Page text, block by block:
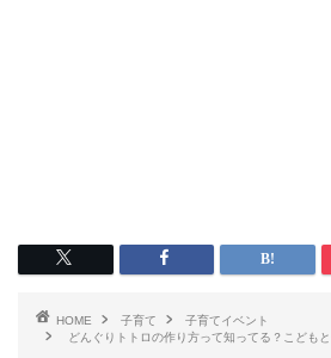
HOME 子育て
子育てイベント
どんぐりトトロの作り方って知ってる？こども